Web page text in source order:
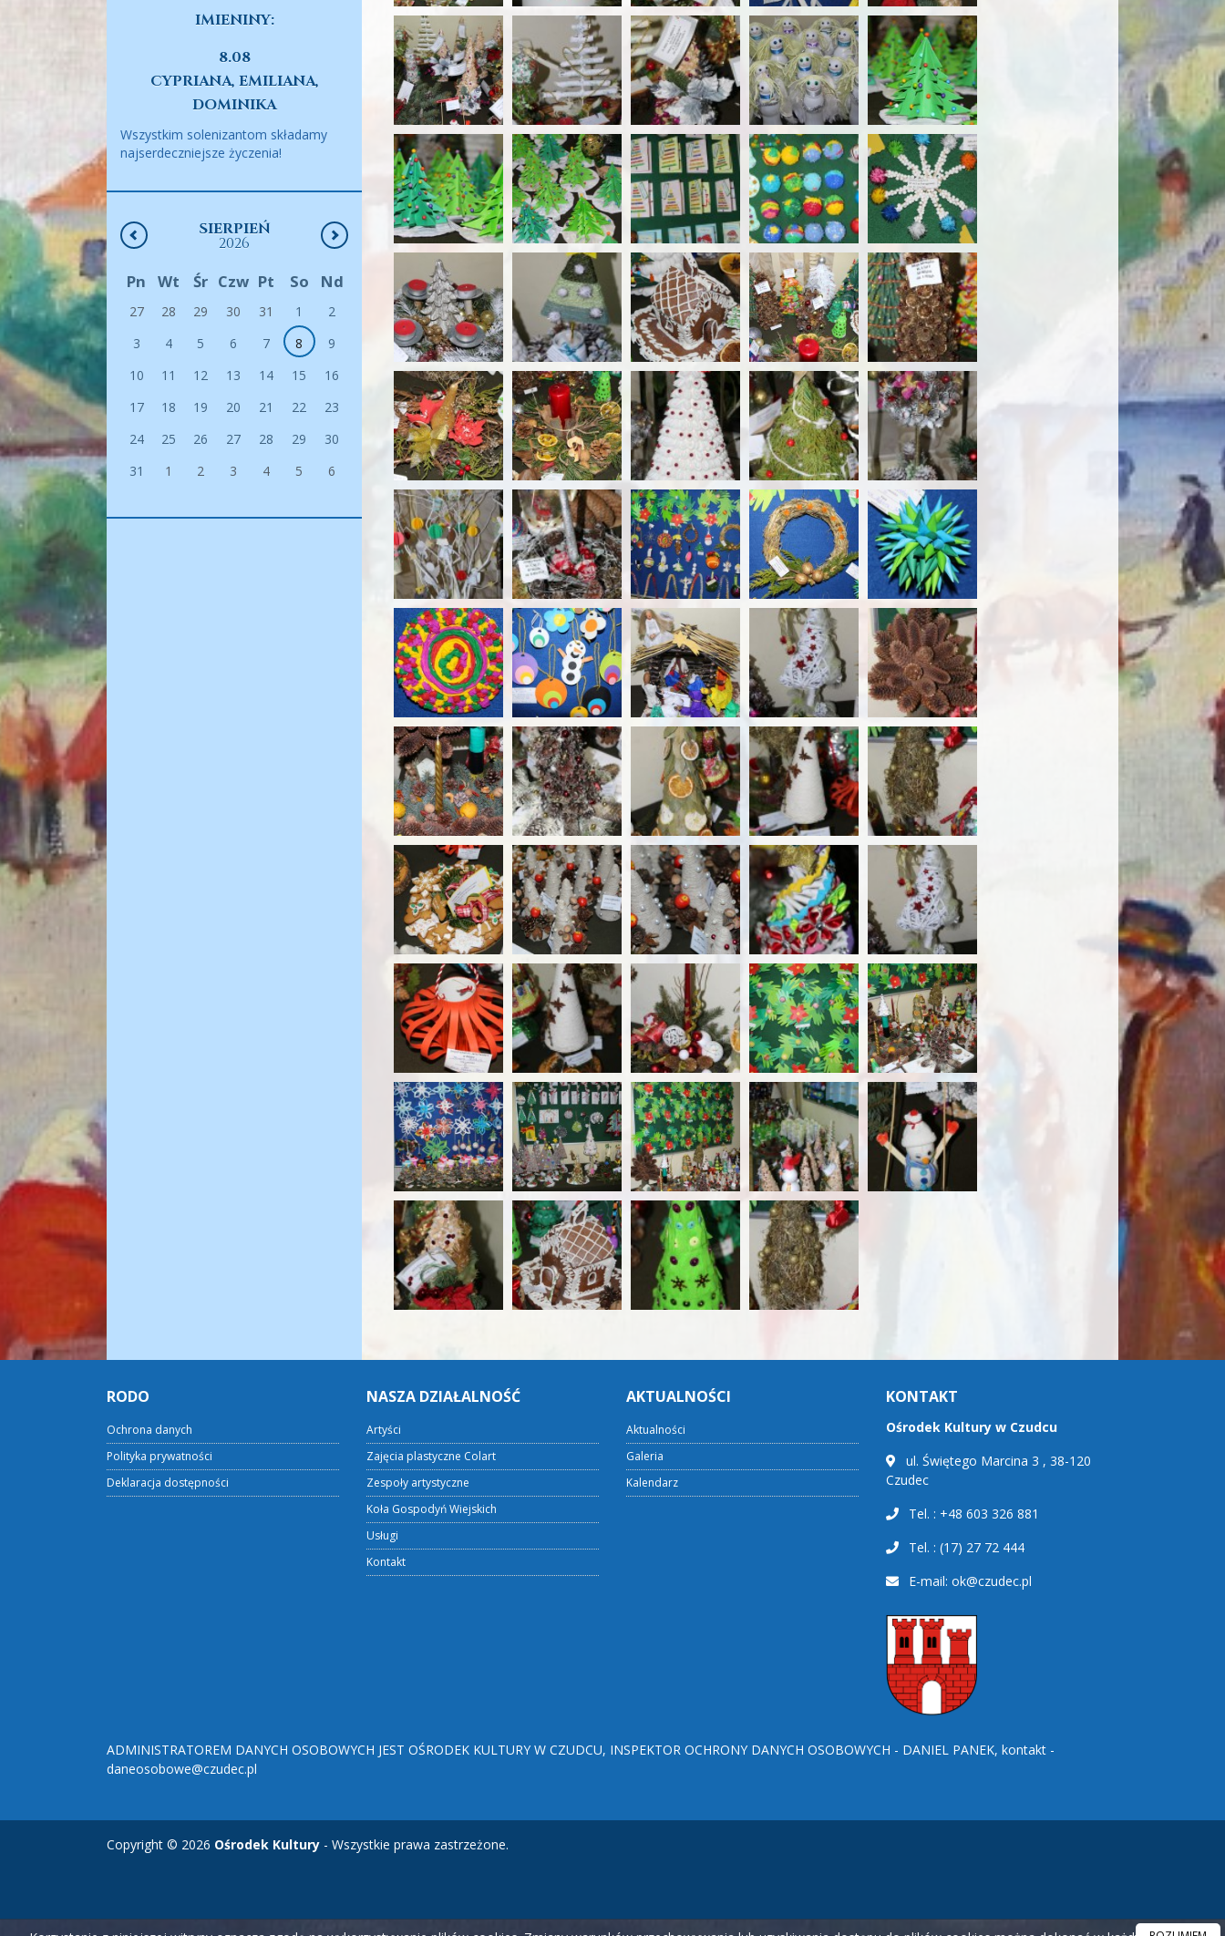
IMIENINY:
8.08
CYPRIANA, EMILIANA,
DOMINIKA
Wszystkim solenizantom składamy
najserdeczniejsze życzenia!
SIERPIEŃ
2026
Pn Wt Śr Czw Pt So Nd
27 28 29 30 31 1
2
3
4 5 6 7 8
9
10
11 12 13 14 15
16
17
18 19 20 21 22
23
24
25 26 27 28 29
30
31
1 2 3 4 5 6
RODO
Ochrona danych
Polityka prywatności
Deklaracja dostępności
NASZA DZIAŁALNOŚĆ
Artyści
Zajęcia plastyczne Colart
Zespoły artystyczne
Koła Gospodyń Wiejskich
Usługi
Kontakt
AKTUALNOŚCI
Aktualności
Galeria
Kalendarz
KONTAKT
Ośrodek Kultury w Czudcu
ul. Świętego Marcina 3 , 38-120
Czudec
Tel. : +48 603 326 881
Tel. : (17) 27 72 444
E-mail: ok@czudec.pl
ADMINISTRATOREM DANYCH OSOBOWYCH JEST OŚRODEK KULTURY W CZUDCU, INSPEKTOR OCHRONY DANYCH OSOBOWYCH - DANIEL PANEK, kontakt -
daneosobowe@czudec.pl
Copyright © 2026 Ośrodek Kultury - Wszystkie prawa zastrzeżone.